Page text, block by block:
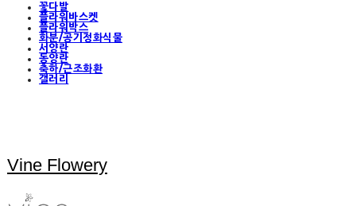
꽃다발
플라워바스켓
플라워박스
화분/공기정화식물
서양란
동양란
축하/근조화환
갤러리
Vine Flowery